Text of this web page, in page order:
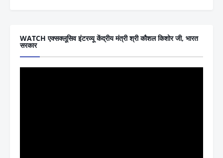
WATCH एक्सक्लूसिव इंटरव्यू केंद्रीय मंत्री श्री कौशल किशोर जी, भारत
सरकार